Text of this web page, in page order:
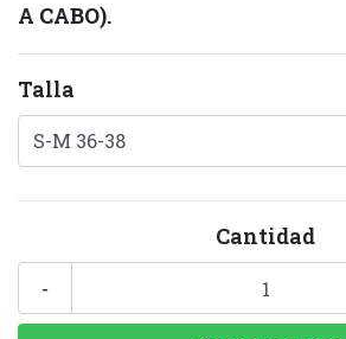
A CABO).
Talla
Cantidad
-